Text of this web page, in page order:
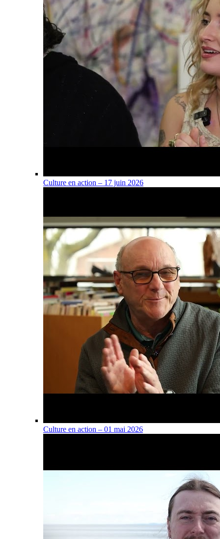
Culture en action – 17 juin 2026
Culture en action – 01 mai 2026